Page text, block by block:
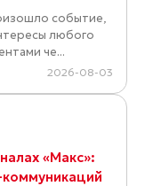
событие,
любого
че...
2026-08-03
«Макс»: